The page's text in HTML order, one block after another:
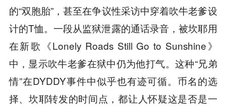
的“双胞胎”，甚至在争议性采访中穿着吹牛老爹设
计的T恤。一段从监狱泄露的通话录音，被坎耶用
在新歌《Lonely Roads Still Go to Sunshine》
中，显示吹牛老爹在狱中仍为他打气。这种“兄弟
情”在DYDDY事件中似乎也有迹可循。币名的选
择、坎耶转发的时间点，都让人怀疑这是否是一